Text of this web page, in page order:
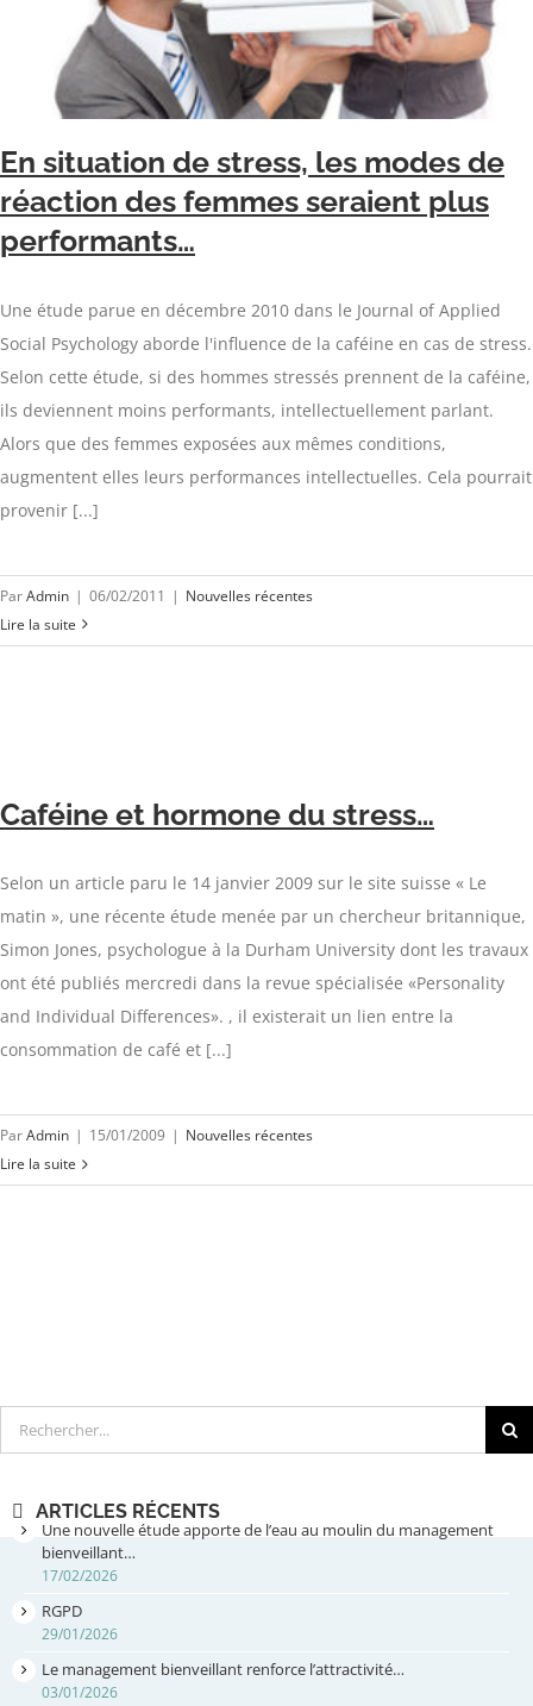
En situation de stress, les modes de
réaction des femmes seraient plus
performants…
Une étude parue en décembre 2010 dans le Journal of Applied
Social Psychology aborde l'influence de la caféine en cas de stress.
Selon cette étude, si des hommes stressés prennent de la caféine,
ils deviennent moins performants, intellectuellement parlant.
Alors que des femmes exposées aux mêmes conditions,
augmentent elles leurs performances intellectuelles. Cela pourrait
provenir [...]
ParAdmin | 06/02/2011 | Nouvelles récentes
Lire la suite
Caféine et hormone du stress…
Selon un article paru le 14 janvier 2009 sur le site suisse « Le
matin », une récente étude menée par un chercheur britannique,
Simon Jones, psychologue à la Durham University dont les travaux
ont été publiés mercredi dans la revue spécialisée «Personality
and Individual Differences». , il existerait un lien entre la
consommation de café et [...]
ParAdmin | 15/01/2009 | Nouvelles récentes
Lire la suite
Rechercher
ARTICLES RÉCENTS
Une nouvelle étude apporte de l’eau au moulin du management
bienveillant…
17/02/2026
RGPD
29/01/2026
Le management bienveillant renforce l’attractivité…
03/01/2026